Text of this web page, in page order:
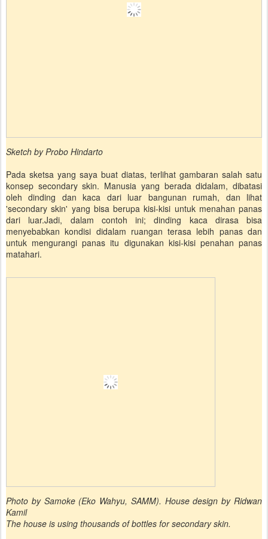
Sketch by Probo Hindarto
Pada sketsa yang saya buat diatas, terlihat gambaran salah satu
konsep secondary skin. Manusia yang berada didalam, dibatasi
oleh dinding dan kaca dari luar bangunan rumah, dan lihat
'secondary skin' yang bisa berupa kisi-kisi untuk menahan panas
dari luar.Jadi, dalam contoh ini; dinding kaca dirasa bisa
menyebabkan kondisi didalam ruangan terasa lebih panas dan
untuk mengurangi panas itu digunakan kisi-kisi penahan panas
matahari.
Photo by Samoke (Eko Wahyu, SAMM). House design by Ridwan
Kamil
The house is using thousands of bottles for secondary skin.